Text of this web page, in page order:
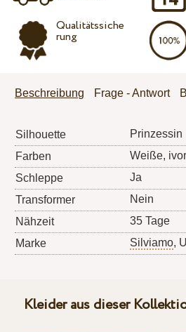
Qualitätssiche
rung
Beschreibung Frage - Antwort
Silhouette
Prinzessin
Farben
Weiße,
Schleppe
Ja
Transformer
Nein
Nähzeit
35 Tage
Marke
Silviamo,
Kleider aus dieser